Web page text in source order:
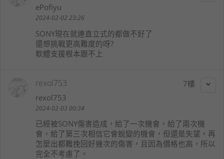
ePofiyu
2024-02-02 23:26
SONY現在就連直立式的都做不好了
還想挑戰更高難度的呀?
軟體支援根本跟不上
7
rexol753
rexol753
2024-02-03 00:34
已經被SONY傷害造成，給了一次機會，給了兩次機
會，給了第三次相信它會蛻變的機會，但還是失望，再
怎麼出都難挽回好幾次的傷害，且因為價格也高，所以
完全不考慮了。